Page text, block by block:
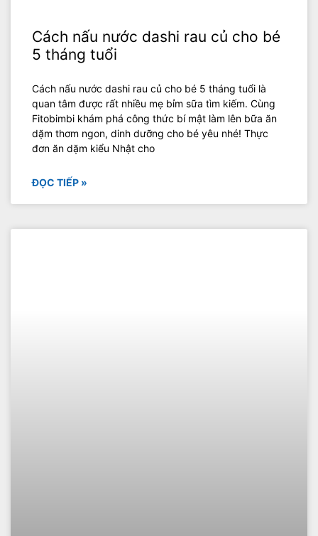
Cách nấu nước dashi rau củ cho bé
5 tháng tuổi
Cách nấu nước dashi rau củ cho bé 5 tháng tuổi là
quan tâm được rất nhiều mẹ bỉm sữa tìm kiếm. Cùng
Fitobimbi khám phá công thức bí mật làm lên bữa ăn
dặm thơm ngon, dinh dưỡng cho bé yêu nhé! Thực
đơn ăn dặm kiểu Nhật cho
ĐỌC TIẾP »